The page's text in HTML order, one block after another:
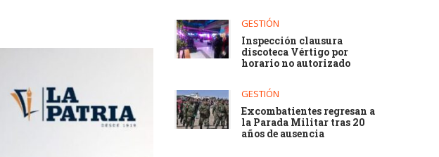
GESTIÓN
Inspección clausura
discoteca Vértigo por
horario no autorizado
GESTIÓN
Excombatientes regresan a
la Parada Militar tras 20
años de ausencia